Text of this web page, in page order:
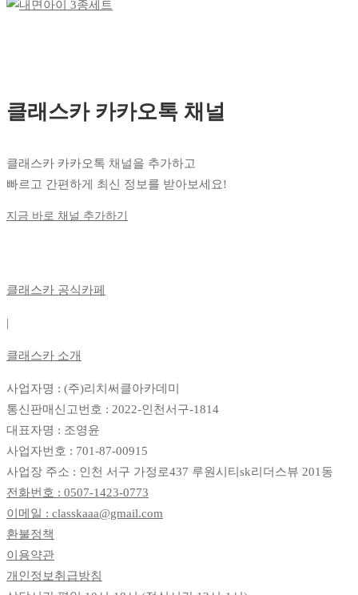
클래스카 카카오톡 채널
클래스카 카카오톡 채널을 추가하고
빠르고 간편하게 최신 정보를 받아보세요!
지금 바로 채널 추가하기
클래스카 공식카페
|
클래스카 소개
사업자명 : (주)리치써클아카데미
통신판매신고번호 : 2022-인천서구-1814
대표자명 : 조영윤
사업자번호 : 701-87-00915
사업장 주소 : 인천 서구 가정로437 루원시티sk리더스뷰 201동
전화번호 : 0507-1423-0773
이메일 : classkaaa@gmail.com
환불정책
이용약관
개인정보취급방침